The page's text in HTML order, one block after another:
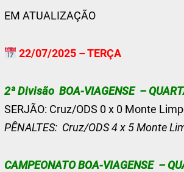
EM ATUALIZAÇÃO
22/07/2025 – TERÇA
2ª Divisão BOA-VIAGENSE –
SERJÃO: Cruz/ODS 0 x 0 Monte
PÊNALTES: Cruz/ODS 4 x 5 Monte
CAMPEONATO BOA-VIAGENSE –